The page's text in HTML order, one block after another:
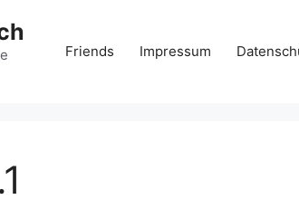
Friends Impressum